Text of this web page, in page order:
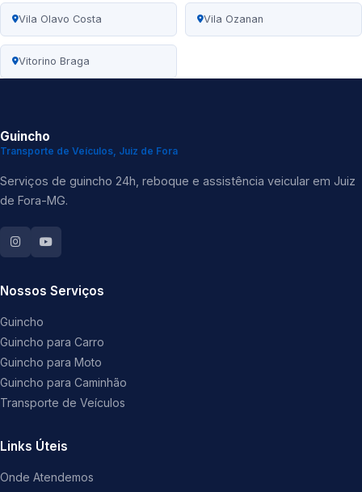
Vila Olavo Costa Vila Ozanan
Vitorino Braga
Guincho
Transporte de Veículos, Juiz de Fora
Serviços de guincho 24h, reboque e assistência veicular em Juiz
de Fora-MG.
Nossos Serviços
Guincho
Guincho para Carro
Guincho para Moto
Guincho para Caminhão
Transporte de Veículos
Links Úteis
Onde Atendemos